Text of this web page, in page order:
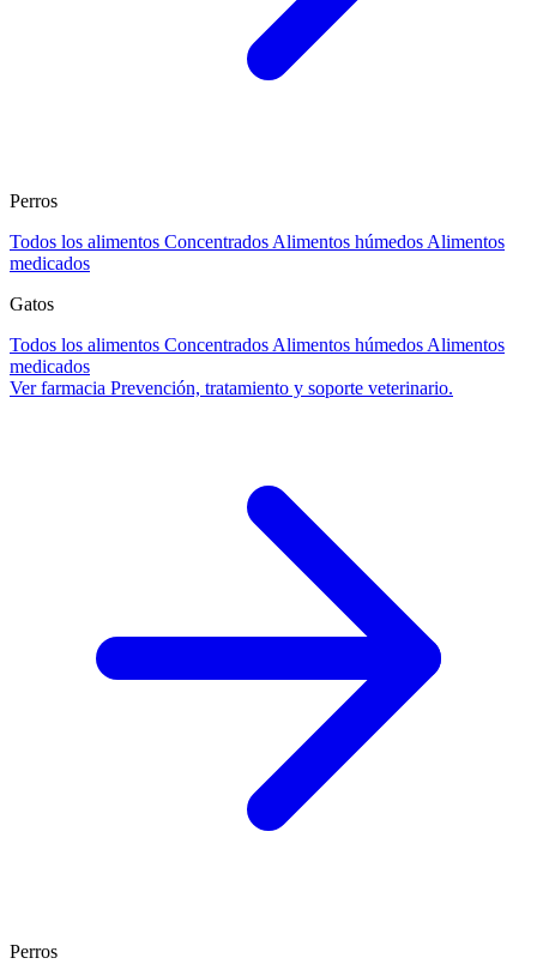
Perros
Todos los alimentos Concentrados Alimentos húmedos Alimentos
medicados
Gatos
Todos los alimentos Concentrados Alimentos húmedos Alimentos
medicados
Ver farmacia Prevención, tratamiento y soporte veterinario.
Perros